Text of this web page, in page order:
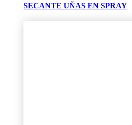
SECANTE UÑAS EN SPRAY